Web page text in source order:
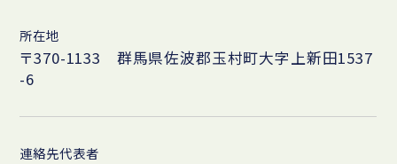
所在地
〒370-1133 群馬県佐波郡玉村町大字上新田1537
-6
連絡先代表者